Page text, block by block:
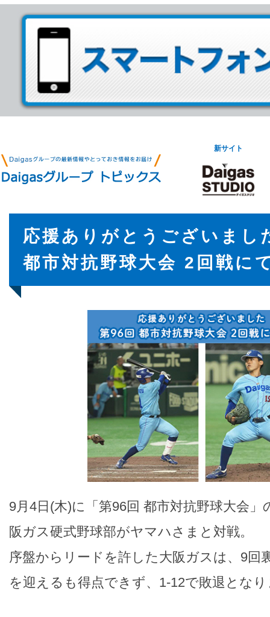
新サイト
応援ありがとうございまし
都市対抗野球大会 2回戦に
9月4日(木)に「第96回 都市対抗野球大会
阪ガス硬式野球部がヤマハさまと対戦。
序盤からリードを許した大阪ガスは、9回
を迎えるも得点できず、1-12で敗退とな